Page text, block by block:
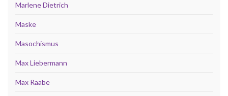
Marlene Dietrich
Maske
Masochismus
Max Liebermann
Max Raabe